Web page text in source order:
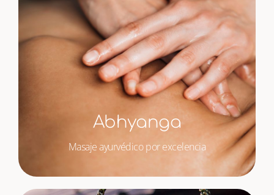
Abhyanga
Masaje ayurvédico por excelencia